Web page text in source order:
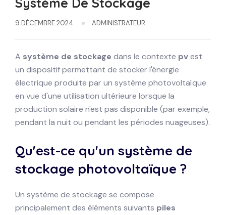
9 DÉCEMBRE 2024 ADMINISTRATEUR
A système de stockage dans le contexte pvest
un dispositif permettant de stocker l'énergie
électrique produite par un système photovoltaïque
en vue d'une utilisation ultérieure lorsque la
production solaire n'est pas disponible (par exemple,
pendant la nuit ou pendant les périodes nuageuses).
Qu'est-ce qu'un système de
stockage photovoltaïque ?
Un système de stockage se compose
principalement des éléments suivants piles